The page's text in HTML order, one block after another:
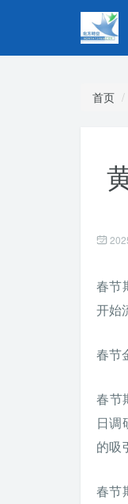
首页
春节
开始
春节
春节
日调
的吸
春节